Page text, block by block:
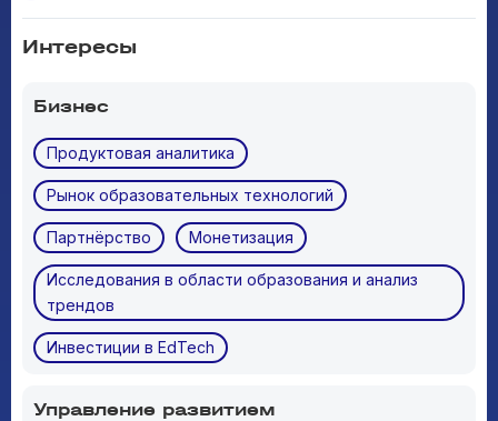
Интересы
Бизнес
Продуктовая аналитика
Рынок образовательных технологий
Партнёрство Монетизация
Исследования в области образования и анализ
трендов
Инвестиции в EdTech
Управление развитием